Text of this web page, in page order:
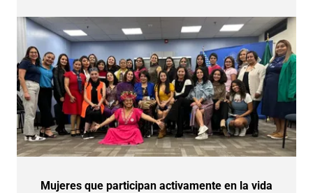
Mujeres que participan activamente en la vida